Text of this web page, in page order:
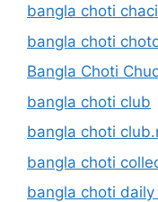
bangla choti chaci
bangla choti
Bangla Choti
bangla choti club
bangla choti
bangla choti
bangla choti